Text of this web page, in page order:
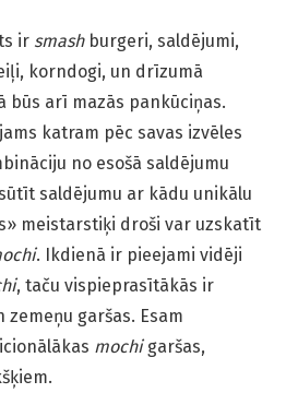
ir smashburgeri, saldējumi,
korndogi, un drīzumā
būs arī mazās pankūciņas.
katram pēc savas izvēles
no esošā saldējumu
saldējumu ar kādu unikālu
meistarstiķi droši var uzskatīt
. Ikdienā ir pieejami vidēji
, taču vispieprasītākās ir
zemeņu garšas. Esam
mochi garšas,